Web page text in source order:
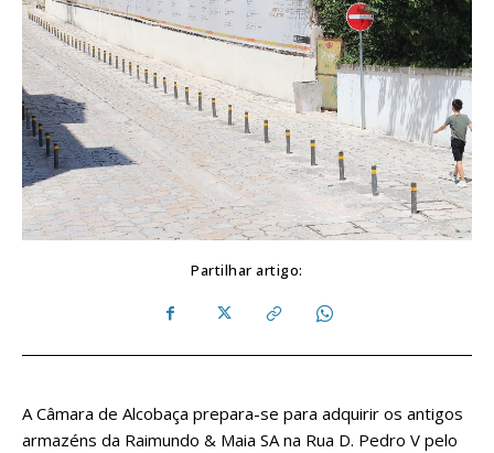
Partilhar artigo:
A Câmara de Alcobaça prepara-se para adquirir os antigos
armazéns da Raimundo & Maia SA na Rua D. Pedro V pelo